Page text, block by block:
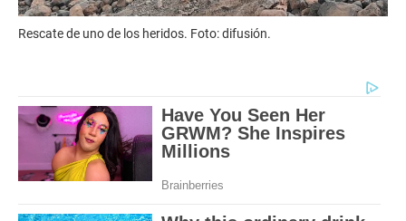
Rescate de uno de los heridos. Foto: difusión.